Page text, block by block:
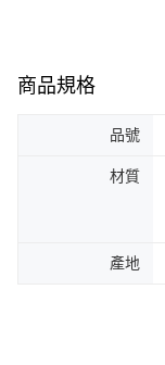
商品規格
品號
材質
產地